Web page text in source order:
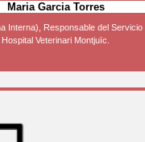
Maria Garcia Torres
Interna), Responsable del
Hospital Veterinari Montjuïc.